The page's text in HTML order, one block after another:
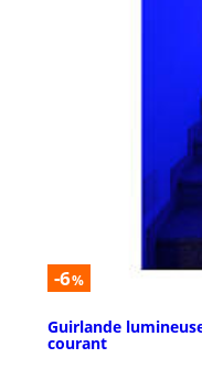
-6%
Guirlande
courant